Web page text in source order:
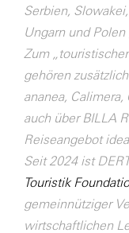
Serbien,
Ungarn und
Zum
gehören
ananea,
auch über BILLA
Reiseangebot
Seit 2024 ist
Touristik
gemeinnütziger
wirtschaftlichen